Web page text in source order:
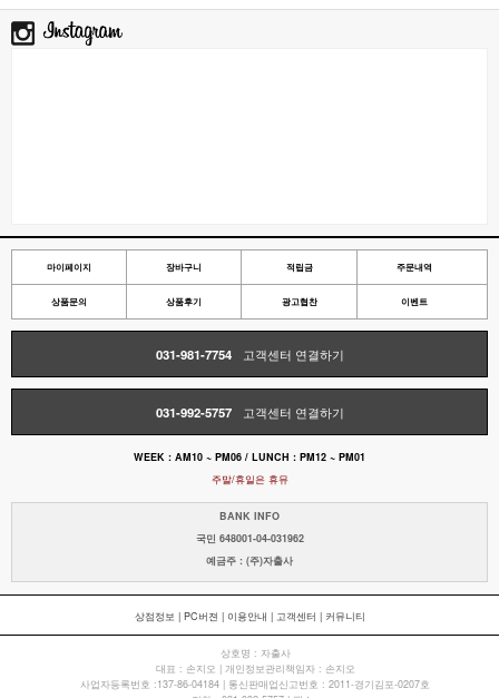
마이페이지 장바구니 적립금 주문내역
상품문의 상품후기 광고협찬 이벤트
031-981-7754 고객센터 연결하기
031-992-5757 고객센터 연결하기
WEEK : AM10 ~ PM06 / LUNCH : PM12 ~ PM01
주말/휴일은 휴뮤
BANK INFO
국민 648001-04-031962
예금주 : (주)자출사
상점정보 | PC버젼 | 이용안내 | 고객센터 | 커뮤니티
상호명 : 자출사
대표 : 손지오 | 개인정보관리책임자 : 손지오
사업자등록번호 :137-86-04184 | 통신판매업신고번호 : 2011-경기김포-0207호